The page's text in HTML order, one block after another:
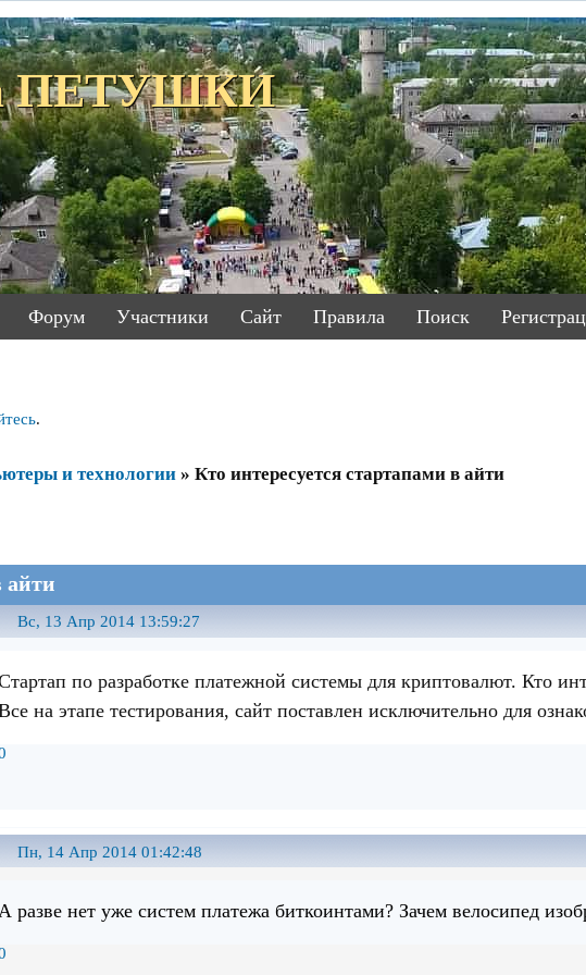
ПЕТУШКИ
Форум Участники Сайт Правила Поиск
.
и технологии » Кто интересуется стартапами в айти
айти
Вс, 13 Апр 2014 13:59:27
по разработке платежной системы для криптовалют. Кто
на этапе тестирования, сайт поставлен исключительно для
Пн, 14 Апр 2014 01:42:48
разве нет уже систем платежа биткоинтами? Зачем велосипед